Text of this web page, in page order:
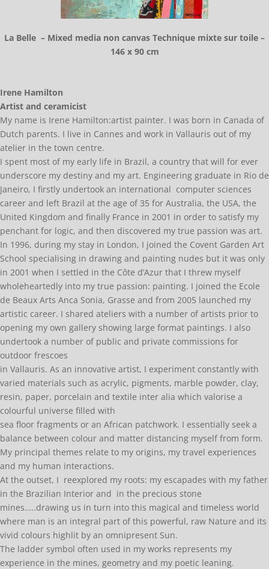
La Belle – Mixed media non canvas Technique mixte sur toile –
146 x 90 cm
Irene Hamilton
Artist and ceramicist
My name is Irene Hamilton:artist painter. I was born in Canada of
Dutch parents. I live in Cannes and work in Vallauris out of my
atelier in the town centre.
I spent most of my early life in Brazil, a country that will for ever
underscore my destiny and my art. Engineering graduate in Rio de
Janeiro, I firstly undertook an international computer sciences
career and left Brazil at the age of 35 for Australia, the USA, the
United Kingdom and finally France in 2001 in order to satisfy my
penchant for logic, and then discovered my true passion was art.
In 1996, during my stay in London, I joined the Covent Garden Art
School specialising in drawing and painting nudes but it was only
in 2001 when I settled in the Côte d’Azur that I threw myself
wholeheartedly into my true passion: painting. I joined the Ecole
de Beaux Arts Anca Sonia, Grasse and from 2005 launched my
artistic career. I shared ateliers with a number of artists prior to
opening my own gallery showing large format paintings. I also
undertook a number of public and private commissions for
outdoor frescoes
in Vallauris. As an innovative artist, I experiment constantly with
varied materials such as acrylic, pigments, marble powder, clay,
resin, paper, porcelain and textile inter alia which valorise a
colourful universe filled with
sea floor fragments or an African patchwork. I essentially seek a
balance between colour and matter distancing myself from form.
My principal themes relate to my origins, my travel experiences
and my human interactions.
At the outset, I reexplored my roots: my escapades with my father
in the Brazilian Interior and in the precious stone
mines…..drawing us in turn into this magical and timeless world
where man is an integral part of this powerful, raw Nature and its
vivid colours highlit by an omnipresent Sun.
The ladder symbol often used in my works represents my
experience in the mines, geometry and my poetic leaning.